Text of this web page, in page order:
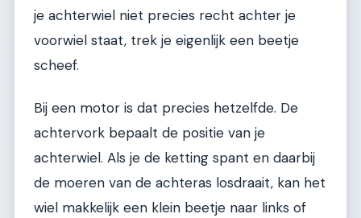
je achterwiel niet precies recht achter je
voorwiel staat, trek je eigenlijk een beetje
scheef.
Bij een motor is dat precies hetzelfde. De
achtervork bepaalt de positie van je
achterwiel. Als je de ketting spant en daarbij
de moeren van de achteras losdraait, kan het
wiel makkelijk een klein beetje naar links of